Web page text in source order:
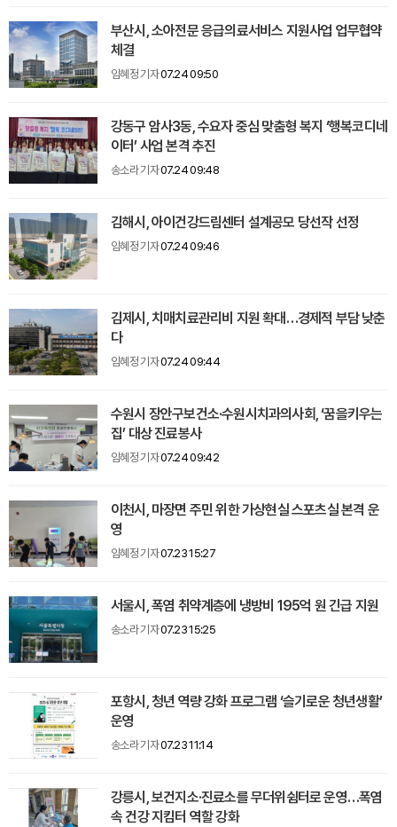
부산시, 소아전문 응급의료서비스 지원사업 업무협약
체결
임혜정 기자07.24 09:50
강동구 암사3동, 수요자 중심 맞춤형 복지 ‘행복코디네
이터’ 사업 본격 추진
송소라 기자07.24 09:48
김해시, 아이건강드림센터 설계공모 당선작 선정
임혜정 기자07.24 09:46
김제시, 치매치료관리비 지원 확대…경제적 부담 낮춘
다
임혜정 기자07.24 09:44
수원시 장안구보건소·수원시치과의사회, ‘꿈을키우는
집’ 대상 진료봉사
임혜정 기자07.24 09:42
이천시, 마장면 주민 위한 가상현실 스포츠실 본격 운
영
임혜정 기자07.23 15:27
서울시, 폭염 취약계층에 냉방비 195억 원 긴급 지원
송소라 기자07.23 15:25
포항시, 청년 역량 강화 프로그램 ‘슬기로운 청년생활’
운영
송소라 기자07.23 11:14
강릉시, 보건지소·진료소를 무더위쉼터로 운영…폭염
속 건강 지킴터 역할 강화